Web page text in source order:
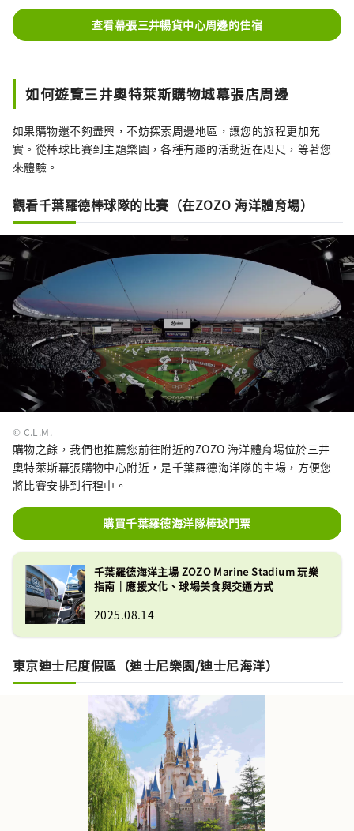
查看幕張三井暢貨中心周邊的住宿
如何遊覽三井奧特萊斯購物城幕張店周邊
如果購物還不夠盡興，不妨探索周邊地區，讓您的旅程更加充
實。從棒球比賽到主題樂園，各種有趣的活動近在咫尺，等著您
來體驗。
觀看千葉羅德棒球隊的比賽（在ZOZO 海洋體育場）
© C.L.M.
購物之餘，我們也推薦您前往附近的ZOZO 海洋體育場位於三井
奧特萊斯幕張購物中心附近，是千葉羅德海洋隊的主場，方便您
將比賽安排到行程中。
購買千葉羅德海洋隊棒球門票
千葉羅德海洋主場 ZOZO Marine Stadium 玩樂
指南｜應援文化、球場美食與交通方式
2025.08.14
東京迪士尼度假區（迪士尼樂園/迪士尼海洋）